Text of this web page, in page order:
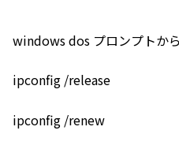
windows dos プロンプトから
ipconfig /release
ipconfig /renew